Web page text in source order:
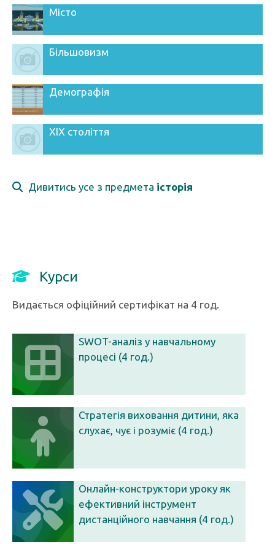
Місто
Більшовизм
Демографія
XIX століття
Дивитись усе з предмета історія
Курси
Видається офіційний сертифікат на 4 год.
SWOT-аналіз у навчальному
процесі (4 год.)
Стратегія виховання дитини, яка
слухає, чує і розуміє (4 год.)
Онлайн-конструктори уроку як
ефективний інструмент
дистанційного навчання (4 год.)